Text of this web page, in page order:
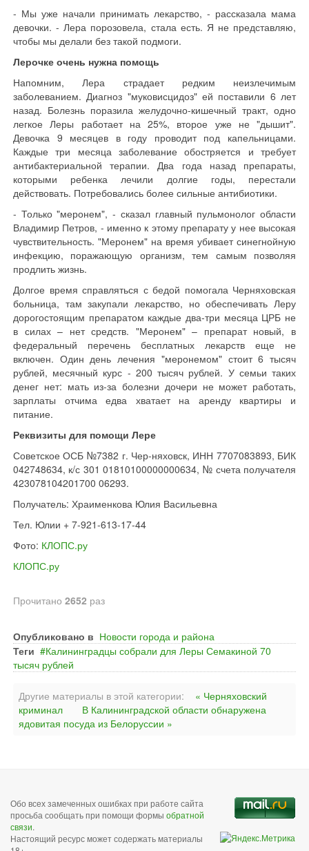
- Мы уже начали принимать лекарство, - рассказала мама
девочки. - Лера порозовела, стала есть. Я не представляю,
чтобы мы делали без такой подмоги.
Лерочке очень нужна помощь
Напомним, Лера страдает редким неизлечимым
заболеванием. Диагноз "муковисцидоз" ей поставили 6 лет
назад. Болезнь поразила желудочно-кишечный тракт, одно
легкое Леры работает на 25%, второе уже не "дышит".
Девочка 9 месяцев в году проводит под капельницами.
Каждые три месяца заболевание обостряется и требует
антибактериальной терапии. Два года назад препараты,
которыми ребенка лечили долгие годы, перестали
действовать. Потребовались более сильные антибиотики.
- Только "меронем", - сказал главный пульмонолог области
Владимир Петров, - именно к этому препарату у нее высокая
чувствительность. "Меронем" на время убивает синегнойную
инфекцию, поражающую организм, тем самым позволяя
продлить жизнь.
Долгое время справляться с бедой помогала Черняховская
больница, там закупали лекарство, но обеспечивать Леру
дорогостоящим препаратом каждые два-три месяца ЦРБ не
в силах – нет средств. "Меронем" – препарат новый, в
федеральный перечень бесплатных лекарств еще не
включен. Один день лечения "меронемом" стоит 6 тысяч
рублей, месячный курс - 200 тысяч рублей. У семьи таких
денег нет: мать из-за болезни дочери не может работать,
зарплаты отчима едва хватает на аренду квартиры и
питание.
Реквизиты для помощи Лере
Советское ОСБ №7382 г. Чер-няховск, ИНН 7707083893, БИК
042748634, к/с 301 01810100000000634, № счета получателя
423078104201700 06293.
Получатель: Храименкова Юлия Васильевна
Тел. Юлии + 7-921-613-17-44
Фото: КЛОПС.ру
КЛОПС.ру
Прочитано 2652 раз
Опубликовано в Новости города и района
Теги
Калининградцы собрали для Леры Семакиной 70
тысяч рублей
Другие материалы в этой категории:
« Черняховский
криминал
В Калининградской области обнаружена
ядовитая посуда из Белоруссии »
Обо всех замеченных ошибках при работе сайта
просьба сообщать при помощи формы обратной
связи.
Настоящий ресурс может содержать материалы